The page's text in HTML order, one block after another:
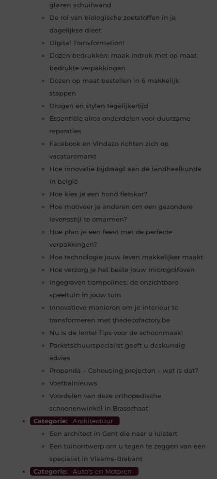
glazen schuifwand
De rol van biologische zoetstoffen in je
dagelijkse dieet
Digital Transformation!
Dozen bedrukken: maak Indruk met op maat
bedrukte verpakkingen
Dozen op maat bestellen in 6 makkelijk
stappen
Drogen en stylen tegelijkertijd
Essentiële airco onderdelen voor duurzame
reparaties
Facebook en Vindazo richten zich op
vacaturemarkt
Hoe innovatie bijdraagt aan de tandheelkunde
in belgië
Hoe kies je een hond fietskar?
Hoe motiveer je anderen om een gezondere
levensstijl te omarmen?
Hoe plan je een feest met de perfecte
verpakkingen?
Hoe technologie jouw leven makkelijker maakt
Hoe verzorg je het beste jouw microgolfoven
Ingegraven trampolines: de onzichtbare
speeltuin in jouw tuin
Innovatieve manieren om je interieur te
transformeren met thedecofactory.be
Nu is de lente! Tips voor de schoonmaak!
Parketschuurspecialist geeft u deskundig
advies
Propenda – Cohousing projecten – wat is dat?
Voetbalnieuws
Voordelen van deze orthopedische
schoenenwinkel in Brasschaat
Categorie:
Architectuur
Een architect in Gent die naar u luistert
Een tuinontwerp om u tegen te zeggen van een
specialist in Vlaams-Brabant
Categorie:
Auto's en Motoren